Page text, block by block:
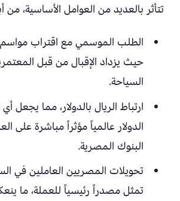
تتأثر بالعديد من العوامل الأساسية، من
الطلب الموسمي مع اقتراب مواسم
حيث يزداد الإقبال من قبل
السياحة.
ارتباط الريال بالدولار، مما يجعل
الدولار عالمياً مؤثراً مباشرة على
البنوك المصرية.
تحويلات المصريين العاملين في
تمثل مصدراً رئيسياً للعملة، ما